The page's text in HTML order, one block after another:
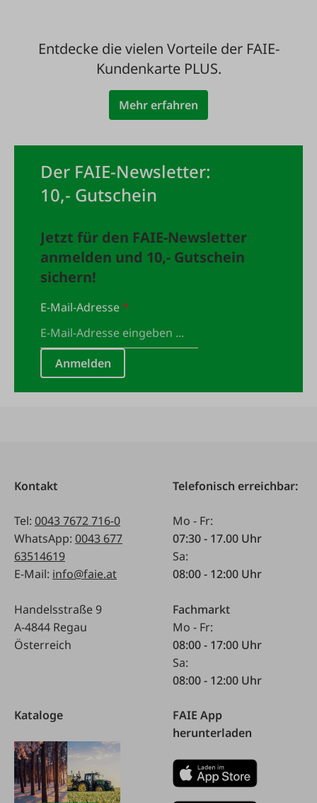
Entdecke die vielen Vorteile der FAIE-
Kundenkarte PLUS.
Mehr erfahren
Der FAIE-Newsletter:
10,- Gutschein
Jetzt für den FAIE-Newsletter
anmelden und 10,- Gutschein
sichern!
E-Mail-Adresse*
Anmelden
Kontakt
Tel: 0043 7672 716-0
WhatsApp: 0043 677
63514619
E-Mail: info@faie.at
Handelsstraße 9
A-4844 Regau
Österreich
Telefonisch erreichbar:
Mo - Fr:
07:30 - 17.00 Uhr
Sa:
08:00 - 12:00 Uhr
Fachmarkt
Mo - Fr:
08:00 - 17:00 Uhr
Sa:
08:00 - 12:00 Uhr
Kataloge
FAIE App
herunterladen